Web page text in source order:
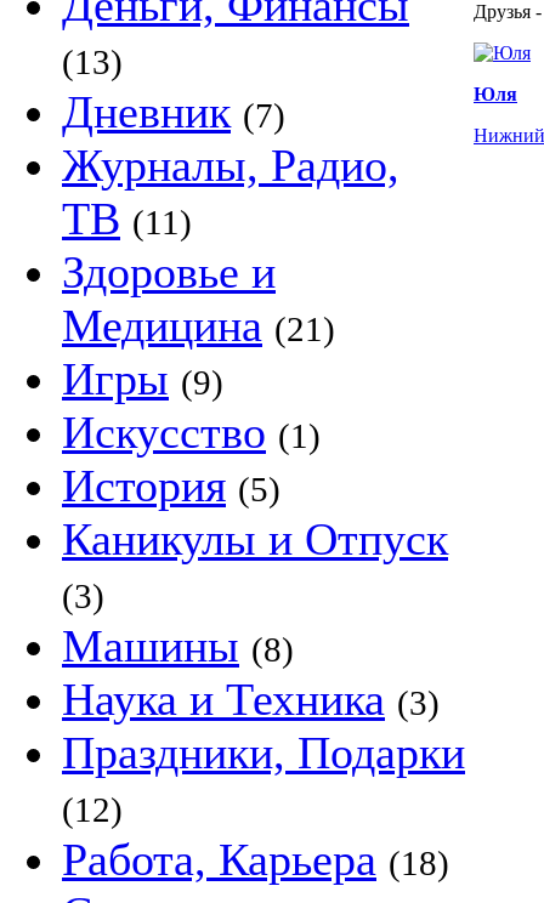
(13)
Дневник (7)
Журналы, Радио,
ТВ (11)
Здоровье и
Медицина (21)
Игры (9)
Искусство (1)
История (5)
Каникулы и Отпуск
(3)
Машины (8)
Наука и Техника (3)
Праздники, Подарки
(12)
Работа, Карьера (18)
Друзья
Юля
Нижний